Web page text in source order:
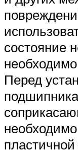
состояние
Перед